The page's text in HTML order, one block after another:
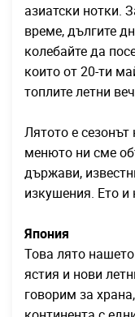
азиатски нотки.
време, дългите
колебайте да
които от 20-ти
топлите летни
Лятото е
менюто ни сме
държави,
изкушения. Ето и
Япония
Това лято
ястия и нови
говорим за